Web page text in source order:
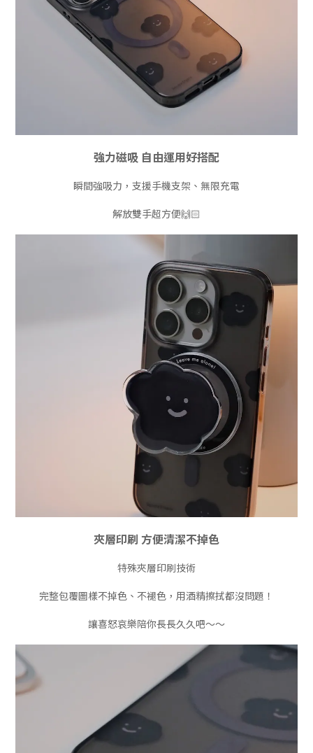
強力磁吸 自由運用好搭配
瞬間強吸力，支援手機支架、無限充電
解放雙手超方便🙌🏻
夾層印刷 方便清潔不掉色
特殊夾層印刷技術
完整包覆圖樣不掉色、不褪色，用酒精擦拭都沒問題！
讓喜怒哀樂陪你長長久久吧～～